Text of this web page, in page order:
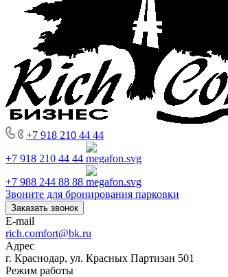
+7 918 210 44 44
+7 918 210 44 44
+7 988 244 88 88
Звоните для бронирования парковки
Заказать звонок
E-mail
rich.comfort@bk.ru
Адрес
г. Краснодар, ул. Красных Партизан 501
Режим работы